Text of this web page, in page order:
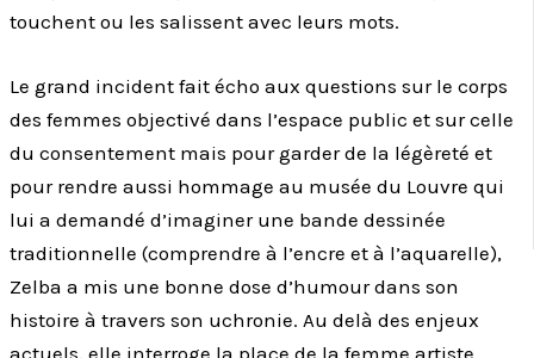
touchent ou les salissent avec leurs mots.
Le grand incident fait écho aux questions sur le corps
des femmes objectivé dans l’espace public et sur celle
du consentement mais pour garder de la légèreté et
pour rendre aussi hommage au musée du Louvre qui
lui a demandé d’imaginer une bande dessinée
traditionnelle (comprendre à l’encre et à l’aquarelle),
Zelba a mis une bonne dose d’humour dans son
histoire à travers son uchronie. Au delà des enjeux
actuels, elle interroge la place de la femme artiste